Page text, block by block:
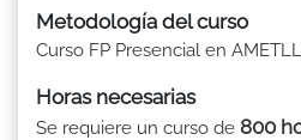
Metodología del curso
Curso FP Presencial en
Horas necesarias
Se requiere un curso de 800